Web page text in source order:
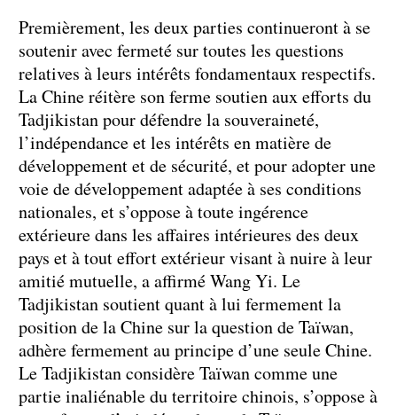
Premièrement, les deux parties continueront à se
soutenir avec fermeté sur toutes les questions
relatives à leurs intérêts fondamentaux respectifs.
La Chine réitère son ferme soutien aux efforts du
Tadjikistan pour défendre la souveraineté,
l’indépendance et les intérêts en matière de
développement et de sécurité, et pour adopter une
voie de développement adaptée à ses conditions
nationales, et s’oppose à toute ingérence
extérieure dans les affaires intérieures des deux
pays et à tout effort extérieur visant à nuire à leur
amitié mutuelle, a affirmé Wang Yi. Le
Tadjikistan soutient quant à lui fermement la
position de la Chine sur la question de Taïwan,
adhère fermement au principe d’une seule Chine.
Le Tadjikistan considère Taïwan comme une
partie inaliénable du territoire chinois, s’oppose à